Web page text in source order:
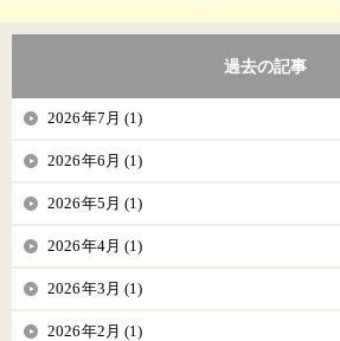
過去の記事
2026年7月 (1)
2026年6月 (1)
2026年5月 (1)
2026年4月 (1)
2026年3月 (1)
2026年2月 (1)